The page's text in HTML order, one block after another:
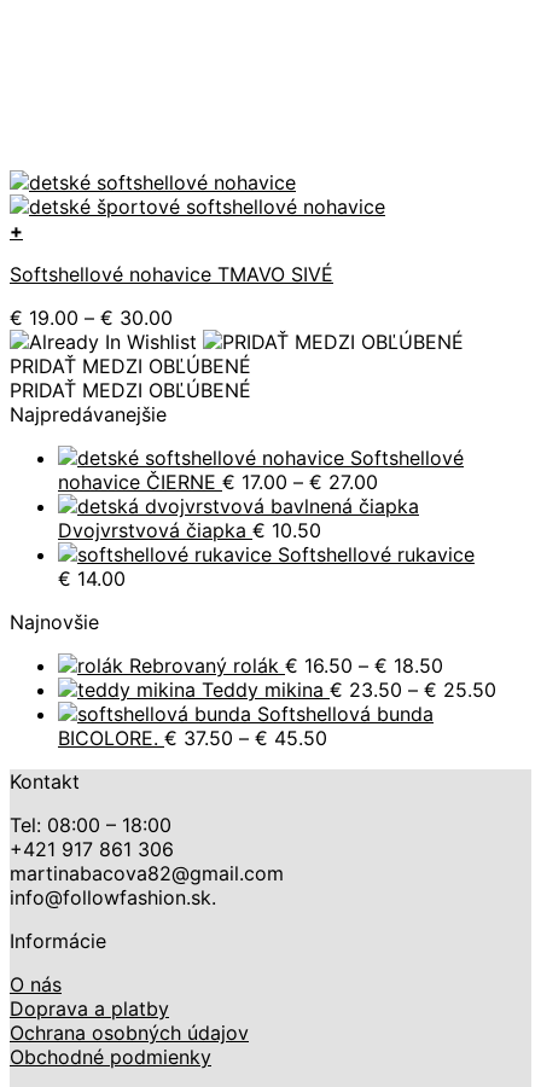
+
produkt
viacero
variantov.
Možnosti
si
môžete
vybrať
stránke
produktu.
Softshellové nohavice TMAVO SIVÉ
€ 19.00 – € 30.00
range:
€ 19.00
through
PRIDAŤ MEDZI OBĽÚBENÉ
PRIDAŤ MEDZI OBĽÚBENÉ
Najpredávanejšie
Softshellové
nohavice ČIERNE € 17.00 – € 27.00
range:
through
Dvojvrstvová čiapka € 10.50
Softshellové rukavice
€ 14.00
Najnovšie
Rebrovaný rolák € 16.50 – € 18.50
range:
Teddy mikina € 23.50 – € 25.50
Softshellová bunda
BICOLORE. € 37.50 – € 45.50
Kontakt
Tel: 08:00 – 18:00
+421 917 861 306
martinabacova82@gmail.com
info@followfashion.sk.
Informácie
O nás
Doprava a platby
Ochrana osobných údajov
Obchodné podmienky